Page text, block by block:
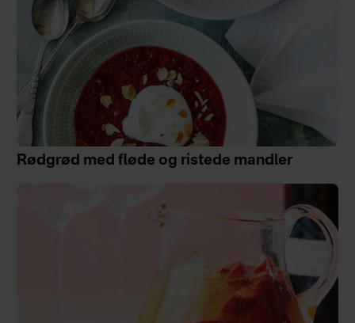
Rødgrød med fløde og ristede mandler